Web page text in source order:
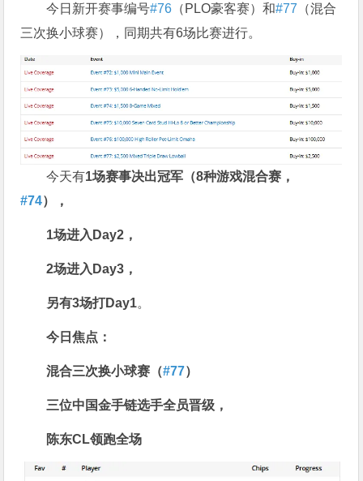
今日新开赛事编号#76 （PLO豪客赛）和#77 （混合
三次换小球赛），同期共有6场比赛进行。
今天有1场赛事决出冠军（8种游戏混合赛，
#74），
1场进入 Day2 ，
2场进入 Day3 ，
另有3场打Day1。
今日焦点：
混合三次换小球赛（#77）
三位中国金手链选手全员晋级，
陈东CL领跑全场